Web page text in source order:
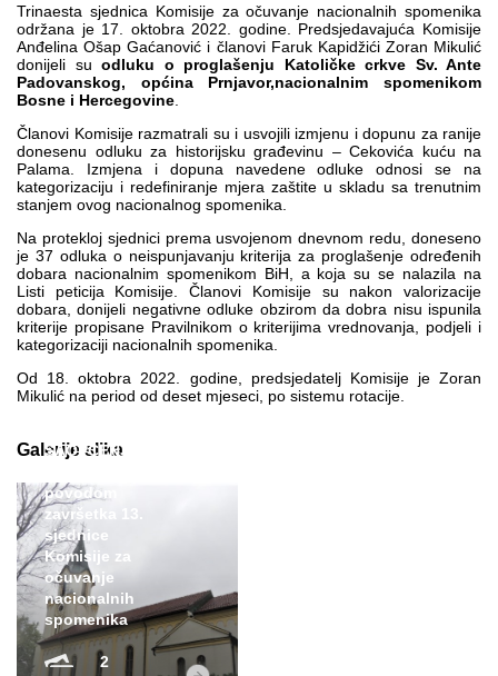
Trinaesta sjednica Komisije za očuvanje nacionalnih spomenika
održana je 17. oktobra 2022. godine. Predsjedavajuća Komisije
Anđelina Ošap Gaćanović i članovi Faruk Kapidžići Zoran Mikulić
donijeli su odluku o proglašenju Katoličke crkve Sv. Ante
Padovanskog, općina Prnjavor,nacionalnim spomenikom
Bosne i Hercegovine
Članovi Komisije razmatrali su i usvojili izmjenu i dopunu za ranije
donesenu odluku za historijsku građevinu – Cekovića kuću na
Palama. Izmjena i dopuna navedene odluke odnosi se na
kategorizaciju i redefiniranje mjera zaštite u skladu sa trenutnim
stanjem ovog nacionalnog spomenika.
Na protekloj sjednici prema usvojenom dnevnom redu, doneseno
je 37 odluka o neispunjavanju kriterija za proglašenje određenih
dobara nacionalnim spomenikom BiH, a koja su se nalazila na
Listi peticija Komisije. Članovi Komisije su nakon valorizacije
dobara, donijeli negativne odluke obzirom da dobra nisu ispunila
kriterije propisane Pravilnikom o kriterijima vrednovanja, podjeli i
kategorizaciji nacionalnih spomenika.
Od 18. oktobra 2022. godine, predsjedatelj Komisije je Zoran
Mikulić na period od deset mjeseci, po sistemu rotacije.
Galerije slika
SAOPĆENJE ZA
povodom
završetka 13.
sjednice
Komisije za
očuvanje
nacionalnih
spomenika
2